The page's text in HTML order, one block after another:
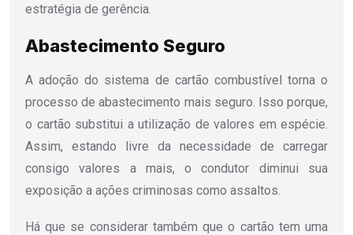
estratégia de gerência.
Abastecimento Seguro
A adoção do sistema de cartão combustível torna o
processo de abastecimento mais seguro. Isso porque,
o cartão substitui a utilização de valores em espécie.
Assim, estando livre da necessidade de carregar
consigo valores a mais, o condutor diminui sua
exposição a ações criminosas como assaltos.
Há que se considerar também que o cartão tem uma